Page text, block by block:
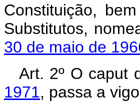
Constituição,
Substitutos,
30 de maio de
Art. 2º O caput
1971, passa a